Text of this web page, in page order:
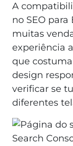
A
no SEO
muitas
experiência
que
design
verificar se
diferentes
Search